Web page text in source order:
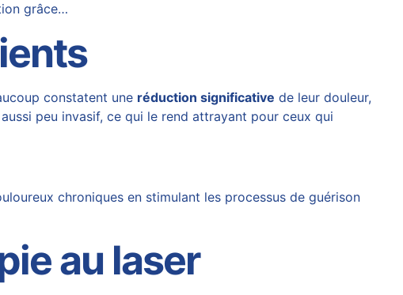
grâce…
constatent une réduction significative de leur douleur,
peu invasif, ce qui le rend attrayant pour ceux qui
chroniques en stimulant les processus de guérison
au laser